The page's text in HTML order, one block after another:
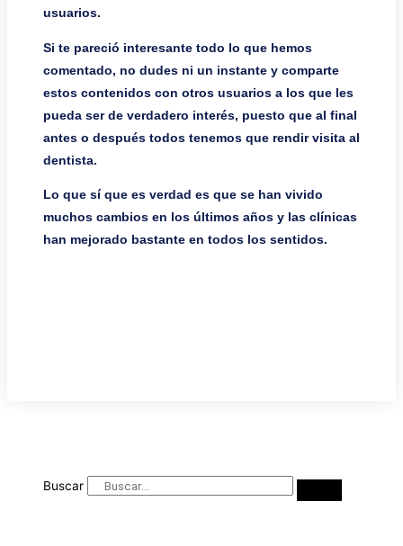
usuarios.
Si te pareció interesante todo lo que hemos
comentado, no dudes ni un instante y comparte
estos contenidos con otros usuarios a los que les
pueda ser de verdadero interés, puesto que al final
antes o después todos tenemos que rendir visita al
dentista.
Lo que sí que es verdad es que se han vivido
muchos cambios en los últimos años y las clínicas
han mejorado bastante en todos los sentidos.
Buscar